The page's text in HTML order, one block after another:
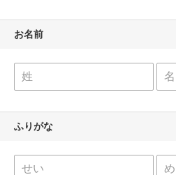
お名前
ふりがな